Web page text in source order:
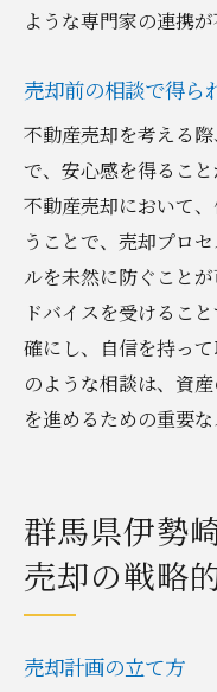
ような専門家の連携が
売却前の相談で得ら
不動産売却を考える
で、安心感を得るこ
不動産売却において
うことで、売却プロ
ルを未然に防ぐこと
ドバイスを受けるこ
確にし、自信を持っ
のような相談は、資
を進めるための重要な
群馬県伊勢
売却の戦略
売却計画の立て方